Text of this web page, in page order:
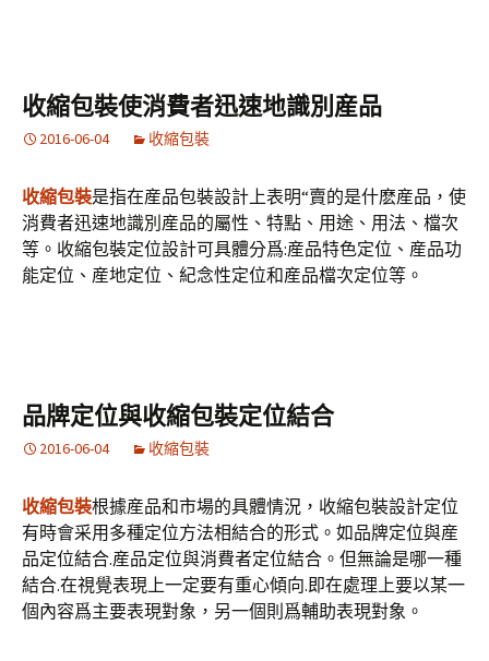
收縮包裝使消費者迅速地識別産品
2016-06-04 收縮包裝
收縮包裝是指在産品包裝設計上表明“賣的是什麽産品，使
消費者迅速地識別産品的屬性、特點、用途、用法、檔次
等。收縮包裝定位設計可具體分爲:産品特色定位、産品功
能定位、産地定位、紀念性定位和産品檔次定位等。
品牌定位與收縮包裝定位結合
2016-06-04 收縮包裝
收縮包裝根據産品和市場的具體情況，收縮包裝設計定位
有時會采用多種定位方法相結合的形式。如品牌定位與産
品定位結合.産品定位與消費者定位結合。但無論是哪一種
結合.在視覺表現上一定要有重心傾向.即在處理上要以某一
個內容爲主要表現對象，另一個則爲輔助表現對象。